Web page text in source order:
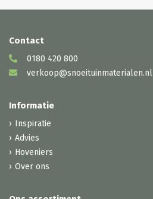
Contact
0180 420 800
verkoop@snoeituinmaterialen.nl
Informatie
Inspiratie
Advies
Hoveniers
Over ons